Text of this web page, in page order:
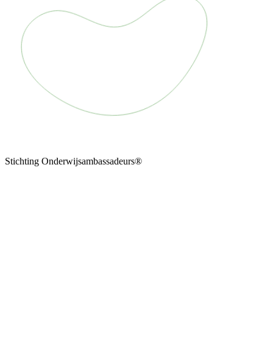
Stichting Onderwijsambassadeurs®